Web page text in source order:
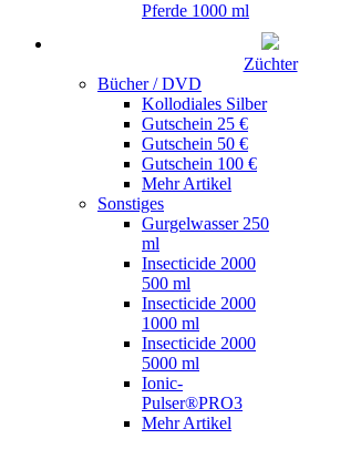
Pferde 1000 ml
Züchter
Bücher / DVD
Kollodiales Silber
Gutschein 25 €
Gutschein 50 €
Gutschein 100 €
Mehr Artikel
Sonstiges
Gurgelwasser 250
ml
Insecticide 2000
500 ml
Insecticide 2000
1000 ml
Insecticide 2000
5000 ml
Ionic-
Pulser®PRO3
Mehr Artikel